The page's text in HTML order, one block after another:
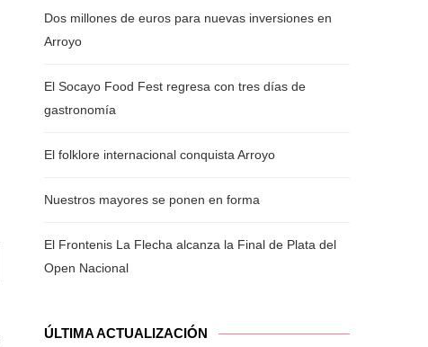
Dos millones de euros para nuevas inversiones en
Arroyo
El Socayo Food Fest regresa con tres días de
gastronomía
El folklore internacional conquista Arroyo
Nuestros mayores se ponen en forma
El Frontenis La Flecha alcanza la Final de Plata del
Open Nacional
ÚLTIMA ACTUALIZACIÓN